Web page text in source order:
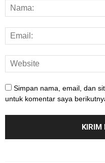
Simpan nama, email, dan
untuk komentar saya